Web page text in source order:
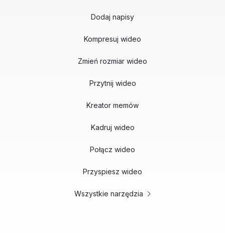
Dodaj napisy
Kompresuj wideo
Zmień rozmiar wideo
Przytnij wideo
Kreator memów
Kadruj wideo
Połącz wideo
Przyspiesz wideo
Wszystkie narzędzia